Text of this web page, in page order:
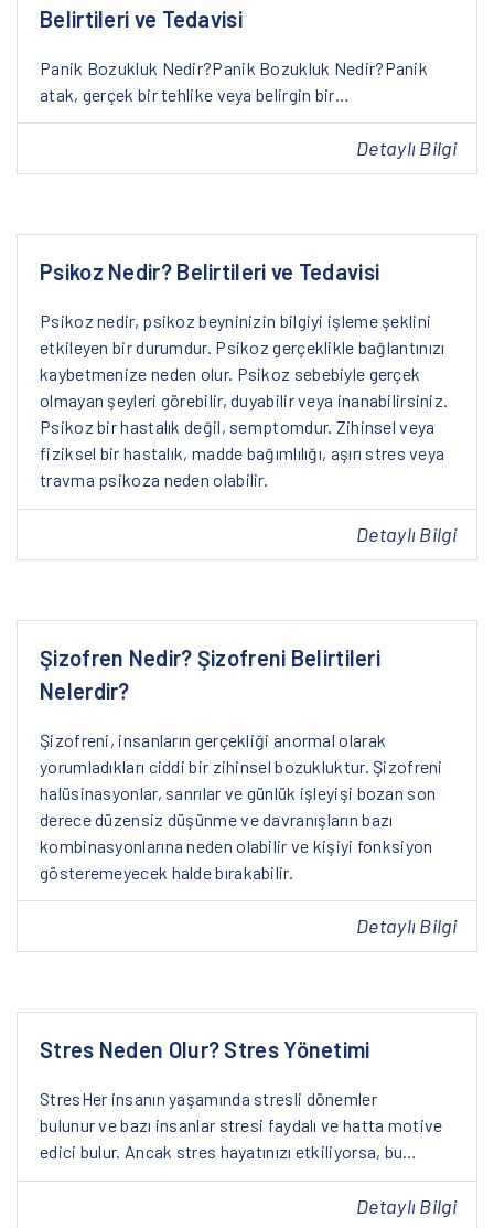
Belirtileri ve Tedavisi
Panik Bozukluk Nedir?Panik Bozukluk Nedir?Panik
atak, gerçek bir tehlike veya belirgin bir…
Detaylı Bilgi
Psikoz Nedir? Belirtileri ve Tedavisi
Psikoz nedir, psikoz beyninizin bilgiyi işleme şeklini
etkileyen bir durumdur. Psikoz gerçeklikle bağlantınızı
kaybetmenize neden olur. Psikoz sebebiyle gerçek
olmayan şeyleri görebilir, duyabilir veya inanabilirsiniz.
Psikoz bir hastalık değil, semptomdur. Zihinsel veya
fiziksel bir hastalık, madde bağımlılığı, aşırı stres veya
travma psikoza neden olabilir.
Detaylı Bilgi
Şizofren Nedir? Şizofreni Belirtileri
Nelerdir?
Şizofreni, insanların gerçekliği anormal olarak
yorumladıkları ciddi bir zihinsel bozukluktur. Şizofreni
halüsinasyonlar, sanrılar ve günlük işleyişi bozan son
derece düzensiz düşünme ve davranışların bazı
kombinasyonlarına neden olabilir ve kişiyi fonksiyon
gösteremeyecek halde bırakabilir.
Detaylı Bilgi
Stres Neden Olur? Stres Yönetimi
StresHer insanın yaşamında stresli dönemler
bulunur ve bazı insanlar stresi faydalı ve hatta motive
edici bulur. Ancak stres hayatınızı etkiliyorsa, bu…
Detaylı Bilgi